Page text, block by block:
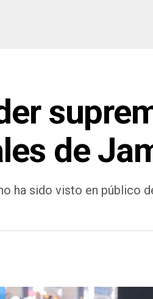
de
ha sido visto en público